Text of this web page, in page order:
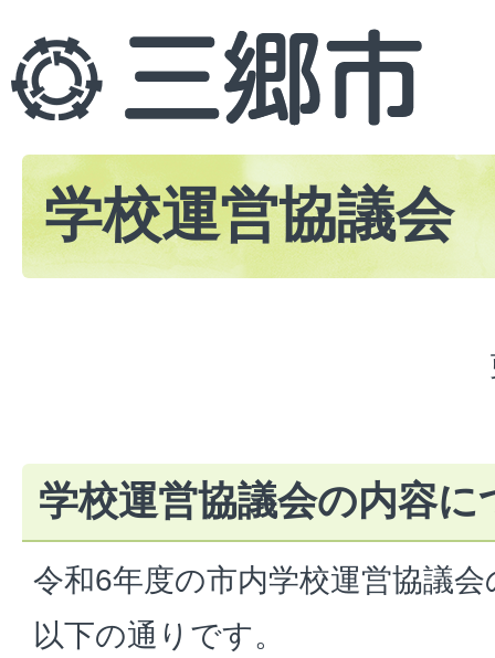
学校運営協議会
学校運営協議会の内容に
令和6年度の市内学校運営協議
以下の通りです。